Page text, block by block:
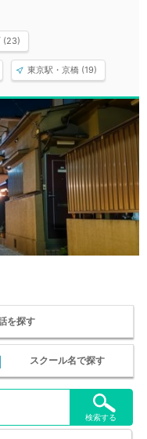
(23)
東京駅・京橋 (19)
を探す
スクール名で探す
検索する